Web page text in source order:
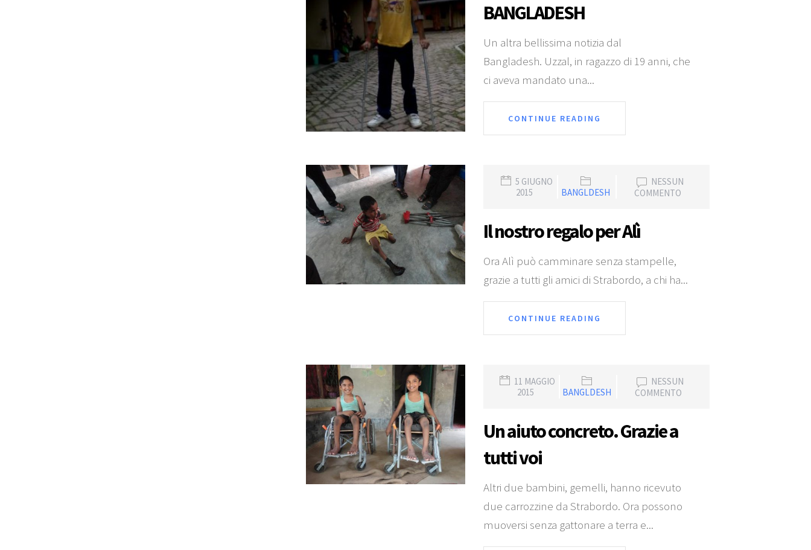
BANGLADESH
Un altra bellissima notizia dal
Bangladesh. Uzzal, in ragazzo di 19 anni, che
ci aveva mandato una...
CONTINUE READING
5 GIUGNO
2015
BANGLDESH
NESSUN
COMMENTO
Il nostro regalo per Alì
Ora Alì può camminare senza stampelle,
grazie a tutti gli amici di Strabordo, a chi ha...
CONTINUE READING
11 MAGGIO
2015
BANGLDESH
NESSUN
COMMENTO
Un aiuto concreto. Grazie a
tutti voi
Altri due bambini, gemelli, hanno ricevuto
due carrozzine da Strabordo. Ora possono
muoversi senza gattonare a terra e...